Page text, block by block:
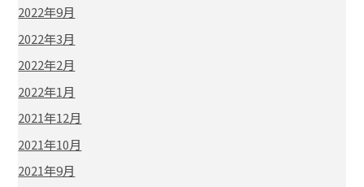
2022年9月
2022年3月
2022年2月
2022年1月
2021年12月
2021年10月
2021年9月